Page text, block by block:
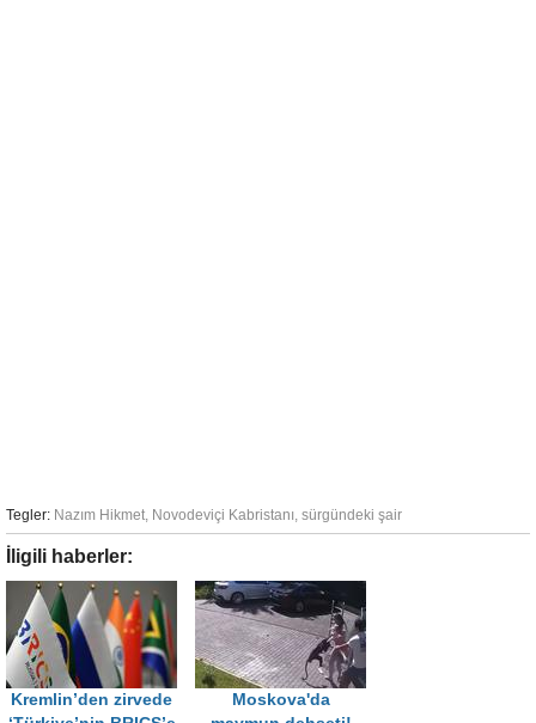
Tegler: Nazım Hikmet Novodeviçi Kabristanı sürgündeki şair
İligili haberler:
Kremlin’den zirvede
Moskova'da